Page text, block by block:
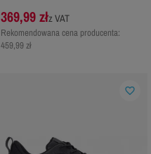
369,99 złz VAT
Rekomendowana cena producenta:
459,99 zł
favorite_border